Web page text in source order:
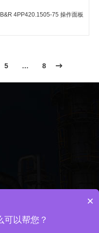
B&R 4PP420.1505-75 操作面板
5 … 8
城A座6楼609
×
可以帮您？